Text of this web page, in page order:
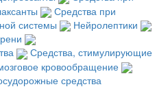
Средства при
системы
Нейролептики
Средства, стимулирующие
кровообращение
средства